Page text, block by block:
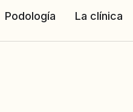
Podología La clínica